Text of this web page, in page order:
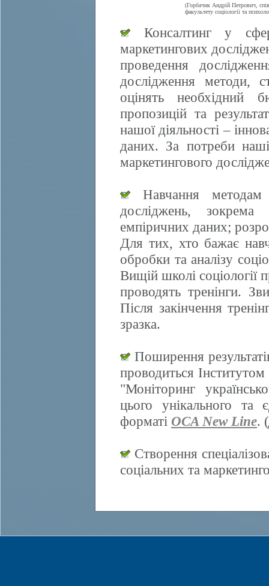
(Горбачик Андрій Петрович,
факультету соціології та
Консалтинг у
маркетингових
проведення
дослідження методи,
оцінять необхідний
пропозицій та
нашої діяльності –
даних. За потреби
маркетингового
Навчання методам
досліджень, зокрема
емпіричних даних;
Для тих, хто бажає
обробки та аналізу
Вищій школі соціології
проводять тренінги.
Після закінчення
зразка.
Поширення
проводиться Інститутом
"Моніторинг
цього унікального та
форматі OCA New Line. (
Створення
соціальних та